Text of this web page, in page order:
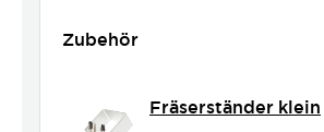
Zubehör
Fräserständer klein